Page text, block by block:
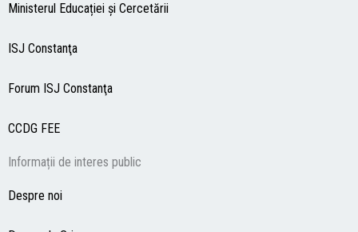
Ministerul Educației și Cercetării
ISJ Constanţa
Forum ISJ Constanţa
CCDG FEE
Informații de interes public
Despre noi